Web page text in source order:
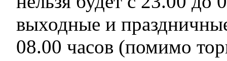
выходные и
08.00 часов (помимо